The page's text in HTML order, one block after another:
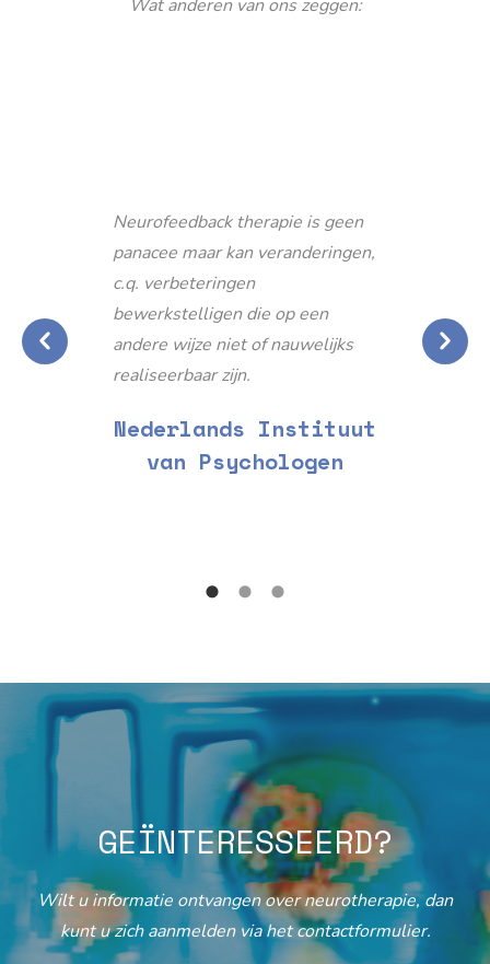
Wat anderen van ons zeggen:
Neurofeedback therapie is geen
panacee maar kan veranderingen,
c.q. verbeteringen
bewerkstelligen die op een
andere wijze niet of nauwelijks
realiseerbaar zijn.
Nederlands Instituut
van Psychologen
GEÏNTERESSEERD?
Wilt u informatie ontvangen over neurotherapie, dan
kunt u zich aanmelden via het contactformulier.